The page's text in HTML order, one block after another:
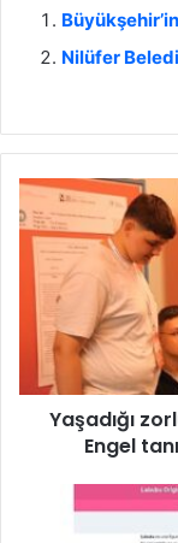
Nilüfer
Y
a
z
Yaşadığı
Engel